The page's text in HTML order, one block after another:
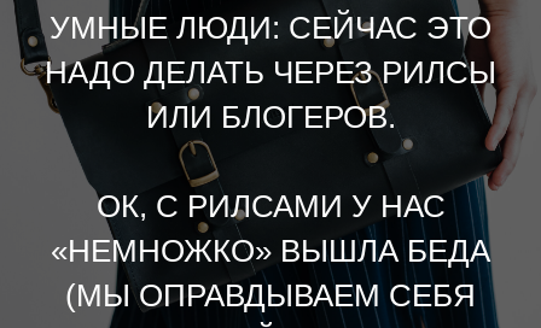
УМНЫЕ ЛЮДИ: СЕЙЧАС ЭТО
НАДО ДЕЛАТЬ ЧЕРЕЗ РИЛСЫ
ИЛИ БЛОГЕРОВ.
ОК, С РИЛСАМИ У НАС
«НЕМНОЖКО» ВЫШЛА БЕДА
(МЫ ОПРАВДЫВАЕМ СЕБЯ